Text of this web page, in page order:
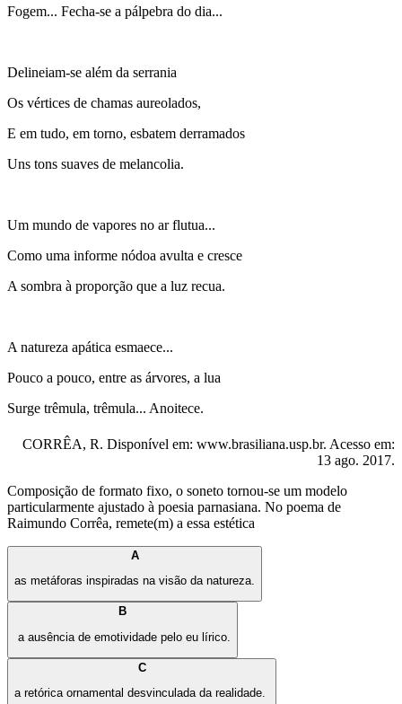
Fogem... Fecha-se a pálpebra do dia...
Delineiam-se além da serrania
Os vértices de chamas aureolados,
E em tudo, em torno, esbatem derramados
Uns tons suaves de melancolia.
Um mundo de vapores no ar flutua...
Como uma informe nódoa avulta e cresce
A sombra à proporção que a luz recua.
A natureza apática esmaece...
Pouco a pouco, entre as árvores, a lua
Surge trêmula, trêmula... Anoitece.
CORRÊA, R. Disponível em: www.brasiliana.usp.br. Acesso em:
13 ago. 2017.
Composição de formato fixo, o soneto tornou-se um modelo
particularmente ajustado à poesia parnasiana. No poema de
Raimundo Corrêa, remete(m) a essa estética
A
as metáforas inspiradas na visão da natureza.
B
a ausência de emotividade pelo eu lírico.
C
a retórica ornamental desvinculada da realidade.